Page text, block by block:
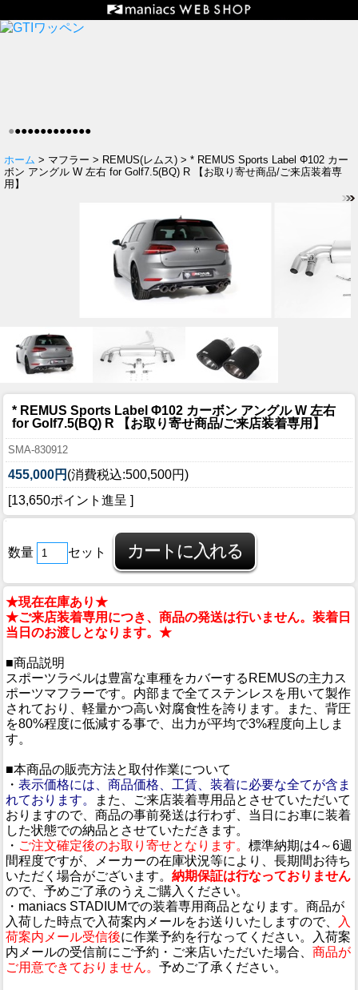
●●●●●●●●●●●●●
ホーム > マフラー > REMUS(レムス) > * REMUS Sports Label Φ102 カー
ボン アングル W 左右 for Golf7.5(BQ) R 【お取り寄せ商品/ご来店装着専
用】
* REMUS Sports Label Φ102 カーボン アングル W 左右
for Golf7.5(BQ) R 【お取り寄せ商品/ご来店装着専用】
SMA-830912
455,000円 (消費税込:500,500円)
[13,650ポイント進呈 ]
数量 セット
★現在在庫あり★
★ご来店装着専用につき、商品の発送は行いません。装着日
当日のお渡しとなります。★
■商品説明
スポーツラベルは豊富な車種をカバーするREMUSの主力ス
ポーツマフラーです。内部まで全てステンレスを用いて製作
されており、軽量かつ高い対腐食性を誇ります。また、背圧
を80%程度に低減する事で、出力が平均で3%程度向上しま
す。
■本商品の販売方法と取付作業について
・ 表示価格には、商品価格、工賃、装着に必要な全てが含ま
れております。
また、ご来店装着専用品とさせていただいて
おりますので、商品の事前発送は行わず、当日にお車に装着
した状態での納品とさせていただきます。
・ ご注文確定後のお取り寄せとなります。 標準納期は4～6週
間程度ですが、メーカーの在庫状況等により、長期間お待ち
いただく場合がございます。 納期保証は行なっておりません
ので、予めご了承のうえご購入ください。
・maniacs STADIUMでの装着専用商品となります。商品が
入荷した時点で入荷案内メールをお送りいたしますので、
入
荷案内メール受信後に作業予約を行なってください。入荷案
内メールの受信前にご予約・ご来店いただいた場合、 商品が
ご用意できておりません。 予めご了承ください。